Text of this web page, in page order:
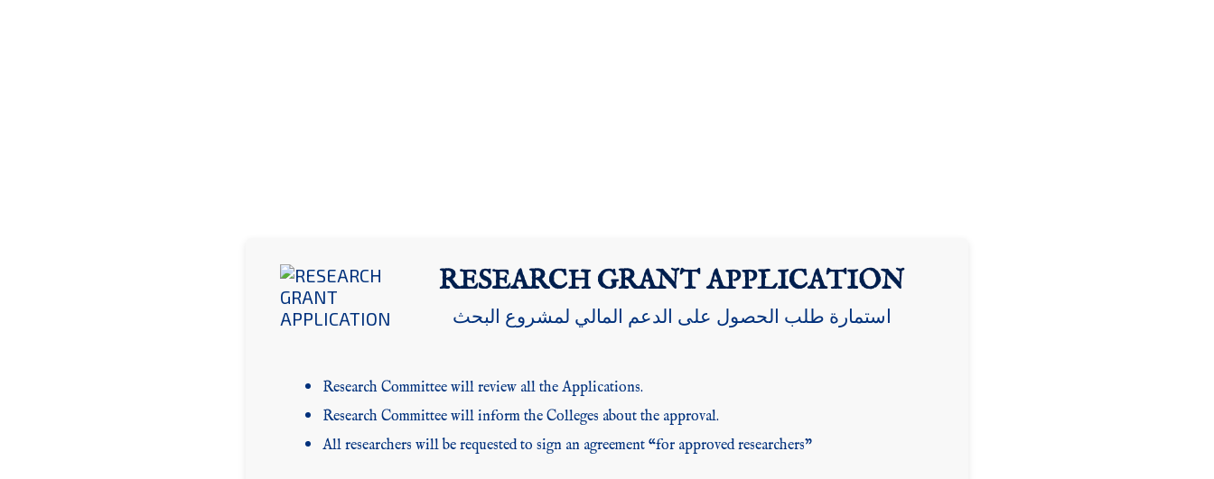
RESEARCH GRANT APPLICATION
استمارة طلب الحصول على الدعم المالي لمشروع البحث
Research Committee will review all the Applications.
Research Committee will inform the Colleges about the approval.
All researchers will be requested to sign an agreement “for approved researchers”